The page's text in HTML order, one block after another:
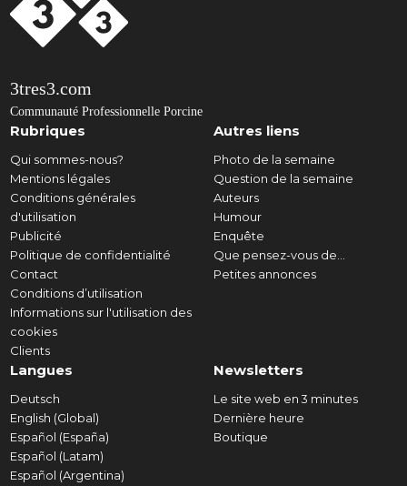
3tres3.com
Communauté Professionnelle Porcine
Rubriques
Qui sommes-nous?
Mentions légales
Conditions générales
d'utilisation
Publicité
Politique de confidentialité
Contact
Conditions d’utilisation
Informations sur l'utilisation des
cookies
Clients
Autres liens
Photo de la semaine
Question de la semaine
Auteurs
Humour
Enquête
Que pensez-vous de...
Petites annonces
Langues
Deutsch
English (Global)
Español (España)
Español (Latam)
Español (Argentina)
Newsletters
Le site web en 3 minutes
Dernière heure
Boutique